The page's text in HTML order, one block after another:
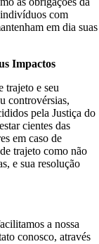
indivíduos com
em dia suas
Impactos
trajeto e seu
controvérsias,
pela Justiça do
cientes das
em caso de
trajeto como não
e sua resolução
a nossa
conosco, através